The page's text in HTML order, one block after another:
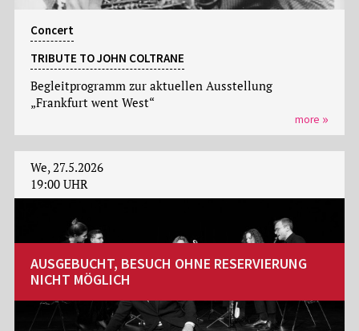
Concert
TRIBUTE TO JOHN COLTRANE
Begleitprogramm zur aktuellen Ausstellung
„Frankfurt went West“
more
We, 27.5.2026
19:00 UHR
AUSGEBUCHT, BESUCH OHNE RESERVIERUNG
NICHT MÖGLICH